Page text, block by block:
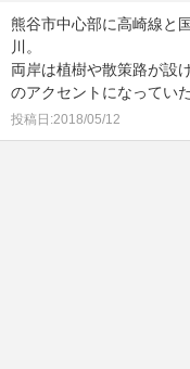
熊谷市中心部に高崎線と
川。
両岸は植樹や散策路が設
のアクセントになっていた
投稿日:2018/05/12